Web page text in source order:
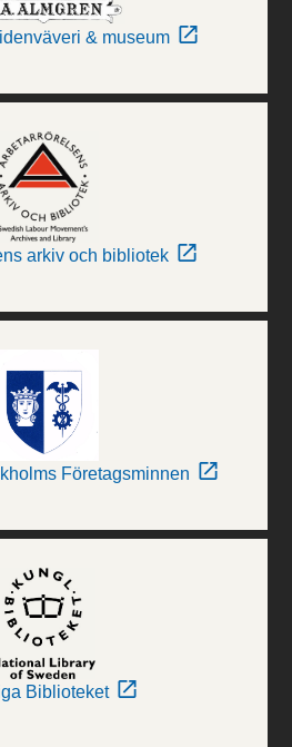
& museum
arkiv och bibliotek
Företagsminnen
Biblioteket